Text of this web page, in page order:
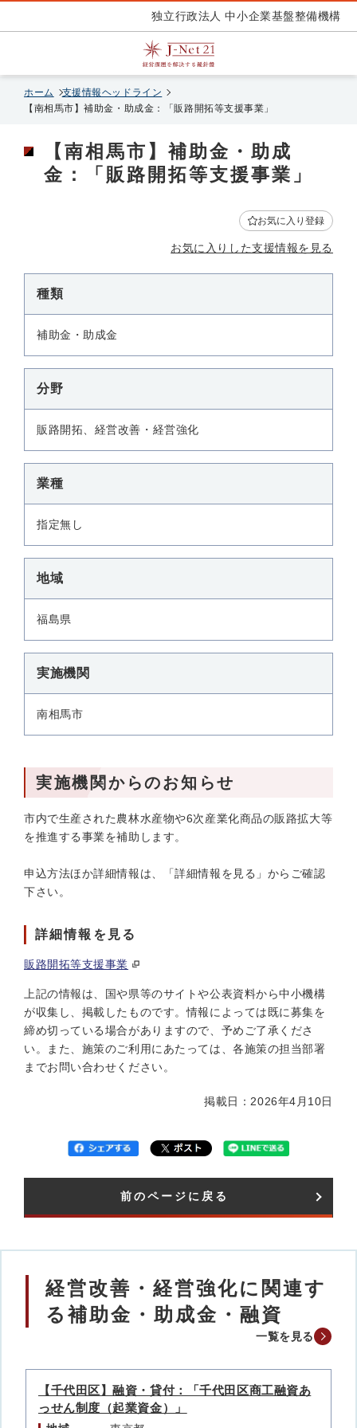
独立行政法人 中小企業基盤整備機構
ホーム
支援情報ヘッドライン
【南相馬市】補助金・助成金：「販路開拓等支援事業」
【南相馬市】補助金・助成
金：「販路開拓等支援事業」
お気に入り登録
お気に入りした支援情報を見る
種類
補助金・助成金
分野
販路開拓、経営改善・経営強化
業種
指定無し
地域
福島県
実施機関
南相馬市
実施機関からのお知らせ
市内で生産された農林水産物や6次産業化商品の販路拡大等
を推進する事業を補助します。
申込方法ほか詳細情報は、「詳細情報を見る」からご確認
下さい。
詳細情報を見る
販路開拓等支援事業
上記の情報は、国や県等のサイトや公表資料から中小機構
が収集し、掲載したものです。情報によっては既に募集を
締め切っている場合がありますので、予めご了承くださ
い。また、施策のご利用にあたっては、各施策の担当部署
までお問い合わせください。
掲載日：2026年4月10日
前のページに戻る
経営改善・経営強化に関連す
る補助金・助成金・融資
一覧を見る
【千代田区】融資・貸付：「千代田区商工融資あ
っせん制度（起業資金）」